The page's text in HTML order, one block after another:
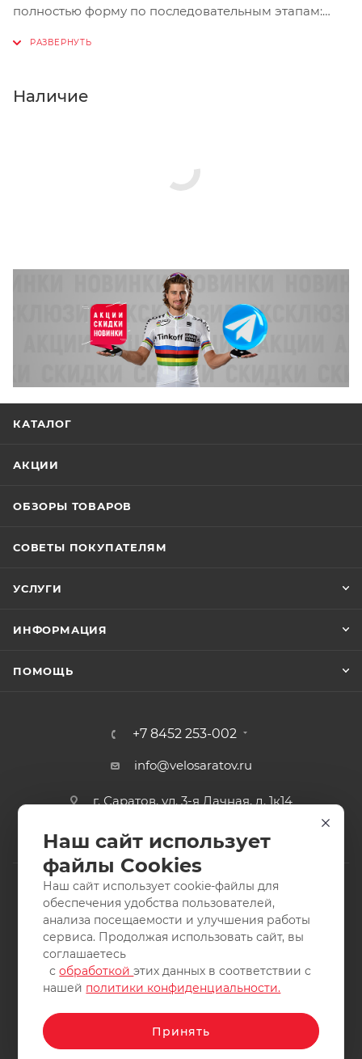
полностью форму по последовательным этапам:
Нажмите кнопку «Оформить заказ».
Наличие
КАТАЛОГ
АКЦИИ
ОБЗОРЫ ТОВАРОВ
СОВЕТЫ ПОКУПАТЕЛЯМ
УСЛУГИ
ИНФОРМАЦИЯ
ПОМОЩЬ
+7 8452 253-002
info@velosaratov.ru
г. Саратов, ул. 3-я Дачная, д. 1к14
2011-2026 © интернет-магазин спортивных товаров
ВелоСаратов. Не является публичной офертой. Все права
защищены. Заимствование материалов и фотографий
запрещено.
Наш сайт использует
файлы Cookies
Наш сайт использует cookie-файлы для
обеспечения удобства пользователей,
анализа посещаемости и улучшения работы
сервиса. Продолжая использовать сайт, вы
соглашаетесь
собработкойэтих данных в соответствии с
нашей политики конфиденциальности.
Принять